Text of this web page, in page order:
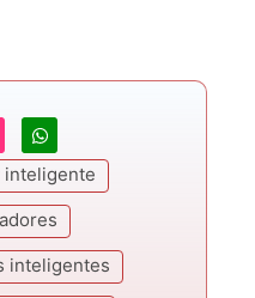
inteligente
inteligentes